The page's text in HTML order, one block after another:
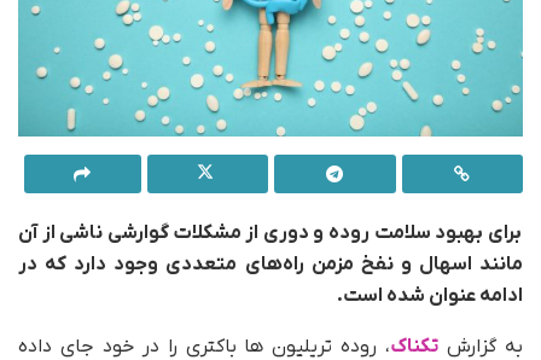
برای بهبود سلامت روده و دوری از مشکلات گوارشی ناشی از آن
مانند اسهال و نفخ مزمن راه‌های متعددی وجود دارد که در
ادامه عنوان شده است.
به گزارش تکناک، روده تریلیون ها باکتری را در خود جای داده